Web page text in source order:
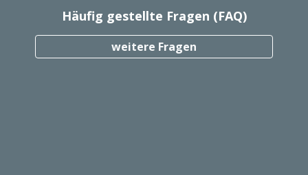
Häufig gestellte Fragen (FAQ)
weitere Fragen